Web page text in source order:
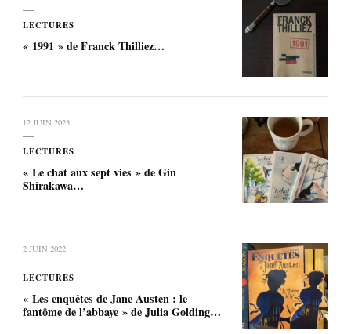
LECTURES
« 1991 » de Franck Thilliez…
12 JUIN 2023
LECTURES
« Le chat aux sept vies » de Gin
Shirakawa…
2 JUIN 2022
LECTURES
« Les enquêtes de Jane Austen : le
fantôme de l’abbaye » de Julia Golding…